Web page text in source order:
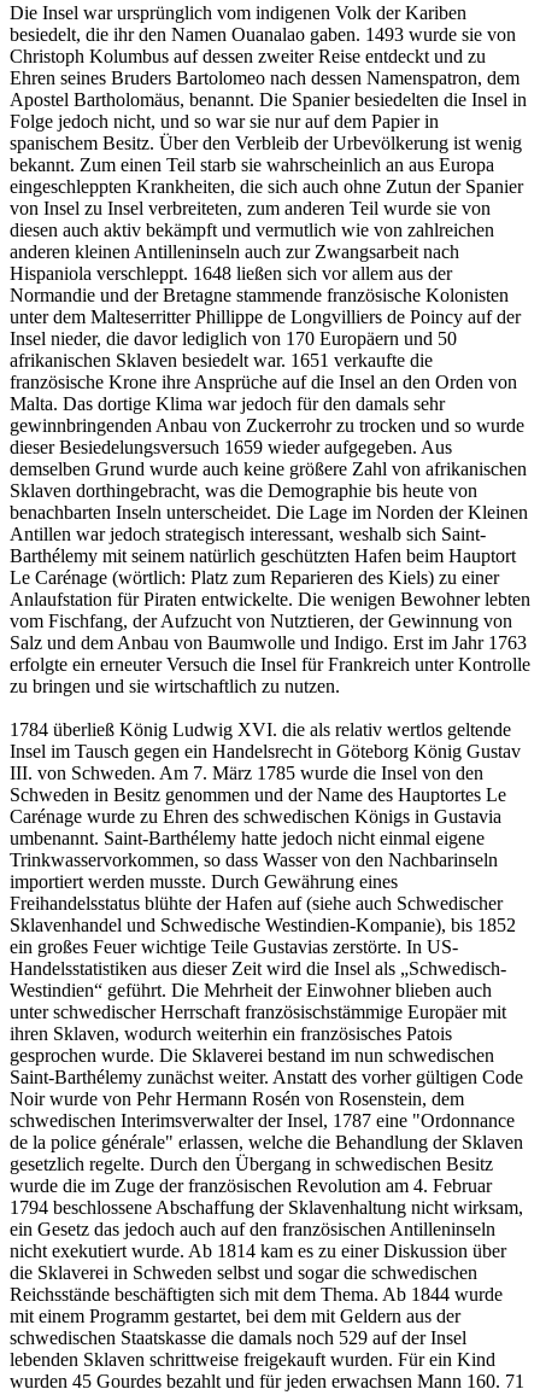
Die Insel war ursprünglich vom indigenen Volk der Kariben
besiedelt, die ihr den Namen Ouanalao gaben. 1493 wurde sie von
Christoph Kolumbus auf dessen zweiter Reise entdeckt und zu
Ehren seines Bruders Bartolomeo nach dessen Namenspatron, dem
Apostel Bartholomäus, benannt. Die Spanier besiedelten die Insel in
Folge jedoch nicht, und so war sie nur auf dem Papier in
spanischem Besitz. Über den Verbleib der Urbevölkerung ist wenig
bekannt. Zum einen Teil starb sie wahrscheinlich an aus Europa
eingeschleppten Krankheiten, die sich auch ohne Zutun der Spanier
von Insel zu Insel verbreiteten, zum anderen Teil wurde sie von
diesen auch aktiv bekämpft und vermutlich wie von zahlreichen
anderen kleinen Antilleninseln auch zur Zwangsarbeit nach
Hispaniola verschleppt. 1648 ließen sich vor allem aus der
Normandie und der Bretagne stammende französische Kolonisten
unter dem Malteserritter Phillippe de Longvilliers de Poincy auf der
Insel nieder, die davor lediglich von 170 Europäern und 50
afrikanischen Sklaven besiedelt war. 1651 verkaufte die
französische Krone ihre Ansprüche auf die Insel an den Orden von
Malta. Das dortige Klima war jedoch für den damals sehr
gewinnbringenden Anbau von Zuckerrohr zu trocken und so wurde
dieser Besiedelungsversuch 1659 wieder aufgegeben. Aus
demselben Grund wurde auch keine größere Zahl von afrikanischen
Sklaven dorthingebracht, was die Demographie bis heute von
benachbarten Inseln unterscheidet. Die Lage im Norden der Kleinen
Antillen war jedoch strategisch interessant, weshalb sich Saint-
Barthélemy mit seinem natürlich geschützten Hafen beim Hauptort
Le Carénage (wörtlich: Platz zum Reparieren des Kiels) zu einer
Anlaufstation für Piraten entwickelte. Die wenigen Bewohner lebten
vom Fischfang, der Aufzucht von Nutztieren, der Gewinnung von
Salz und dem Anbau von Baumwolle und Indigo. Erst im Jahr 1763
erfolgte ein erneuter Versuch die Insel für Frankreich unter Kontrolle
zu bringen und sie wirtschaftlich zu nutzen.
1784 überließ König Ludwig XVI. die als relativ wertlos geltende
Insel im Tausch gegen ein Handelsrecht in Göteborg König Gustav
III. von Schweden. Am 7. März 1785 wurde die Insel von den
Schweden in Besitz genommen und der Name des Hauptortes Le
Carénage wurde zu Ehren des schwedischen Königs in Gustavia
umbenannt. Saint-Barthélemy hatte jedoch nicht einmal eigene
Trinkwasservorkommen, so dass Wasser von den Nachbarinseln
importiert werden musste. Durch Gewährung eines
Freihandelsstatus blühte der Hafen auf (siehe auch Schwedischer
Sklavenhandel und Schwedische Westindien-Kompanie), bis 1852
ein großes Feuer wichtige Teile Gustavias zerstörte. In US-
Handelsstatistiken aus dieser Zeit wird die Insel als „Schwedisch-
Westindien“ geführt. Die Mehrheit der Einwohner blieben auch
unter schwedischer Herrschaft französischstämmige Europäer mit
ihren Sklaven, wodurch weiterhin ein französisches Patois
gesprochen wurde. Die Sklaverei bestand im nun schwedischen
Saint-Barthélemy zunächst weiter. Anstatt des vorher gültigen Code
Noir wurde von Pehr Hermann Rosén von Rosenstein, dem
schwedischen Interimsverwalter der Insel, 1787 eine "Ordonnance
de la police générale" erlassen, welche die Behandlung der Sklaven
gesetzlich regelte. Durch den Übergang in schwedischen Besitz
wurde die im Zuge der französischen Revolution am 4. Februar
1794 beschlossene Abschaffung der Sklavenhaltung nicht wirksam,
ein Gesetz das jedoch auch auf den französischen Antilleninseln
nicht exekutiert wurde. Ab 1814 kam es zu einer Diskussion über
die Sklaverei in Schweden selbst und sogar die schwedischen
Reichsstände beschäftigten sich mit dem Thema. Ab 1844 wurde
mit einem Programm gestartet, bei dem mit Geldern aus der
schwedischen Staatskasse die damals noch 529 auf der Insel
lebenden Sklaven schrittweise freigekauft wurden. Für ein Kind
wurden 45 Gourdes bezahlt und für jeden erwachsen Mann 160. 71